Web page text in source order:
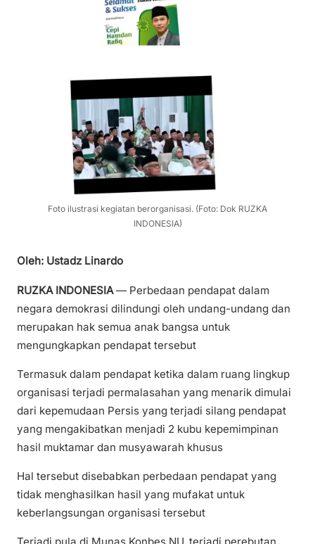
Foto ilustrasi kegiatan berorganisasi. (Foto: Dok RUZKA
INDONESIA)
Oleh: Ustadz Linardo
RUZKA INDONESIA— Perbedaan pendapat dalam
negara demokrasi dilindungi oleh undang-undang dan
merupakan hak semua anak bangsa untuk
mengungkapkan pendapat tersebut
Termasuk dalam pendapat ketika dalam ruang lingkup
organisasi terjadi permalasahan yang menarik dimulai
dari kepemudaan Persis yang terjadi silang pendapat
yang mengakibatkan menjadi 2 kubu kepemimpinan
hasil muktamar dan musyawarah khusus
Hal tersebut disebabkan perbedaan pendapat yang
tidak menghasilkan hasil yang mufakat untuk
keberlangsungan organisasi tersebut